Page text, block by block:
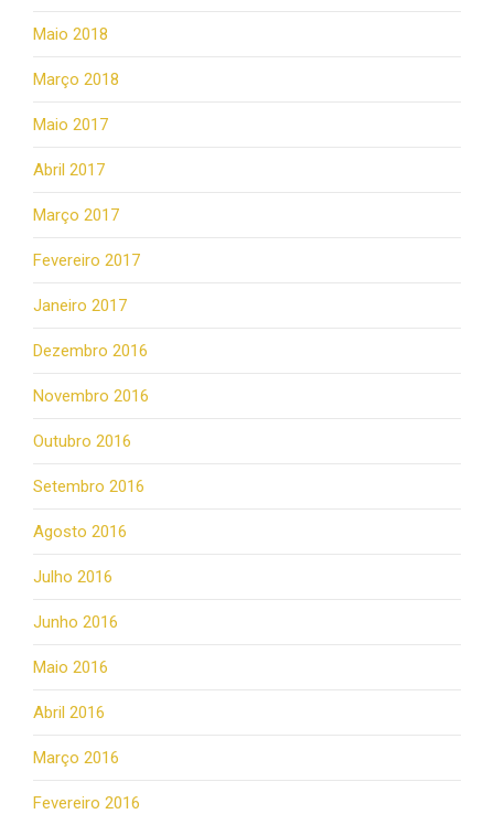
Maio 2018
Março 2018
Maio 2017
Abril 2017
Março 2017
Fevereiro 2017
Janeiro 2017
Dezembro 2016
Novembro 2016
Outubro 2016
Setembro 2016
Agosto 2016
Julho 2016
Junho 2016
Maio 2016
Abril 2016
Março 2016
Fevereiro 2016